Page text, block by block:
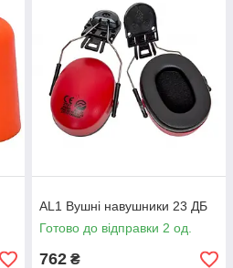
AL1 Вушні навушники 23 ДБ
Готово до відправки 2 од.
762 ₴